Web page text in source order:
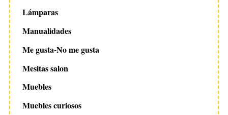
Lámparas
Manualidades
Me gusta-No me gusta
Mesitas salon
Muebles
Muebles curiosos